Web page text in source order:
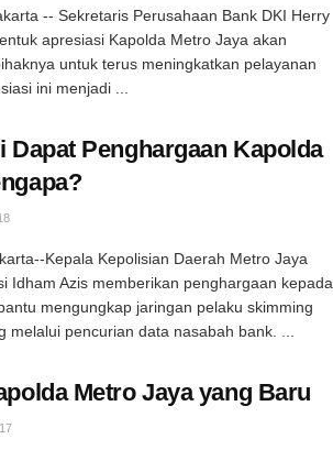
-- Sekretaris Perusahaan Bank DKI Herry
apresiasi Kapolda Metro Jaya akan
untuk terus meningkatkan pelayanan
ini menjadi ...
Dapat Penghargaan Kapolda
Kepala Kepolisian Daerah Metro Jaya
Idham Azis memberikan penghargaan kepada
mengungkap jaringan pelaku skimming
melalui pencurian data nasabah bank. ...
Metro Jaya yang Baru